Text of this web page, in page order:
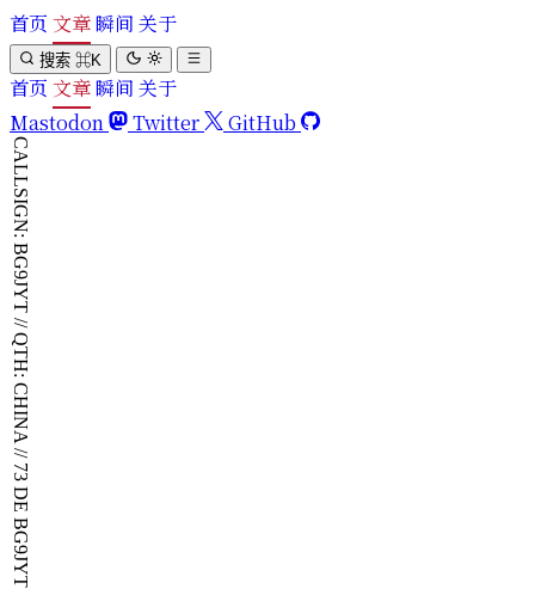
首页 文章瞬间 关于
搜索 ⌘K
首页 文章瞬间 关于
Mastodon
Twitter GitHub
CALLSIGN: BG9JYT // QTH: CHINA // 73 DE BG9JYT